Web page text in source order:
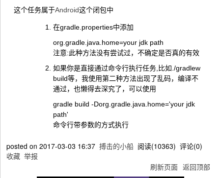
这个任务属于Android这个闭包中
在gradle.properties中添加
org.gradle.java.home=your jdk path
注意:此种方法没有尝试过，不确定是否真的有效
如果你是直接通过命令行执行任务,比如./gradlew
build等，我使用第二种方法出现了乱码，编译不
通过，也懒得去深究了，可以使用
gradle build -Dorg.gradle.java.home='your jdk
path'
命令行带参数的方式执行
posted on 2017-03-03 16:37 搏击的小船 阅读(10363) 评论(0)
收藏 举报
刷新页面 返回顶部